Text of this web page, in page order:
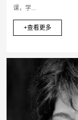
课，学...
+查看更多